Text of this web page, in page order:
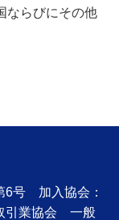
ならびにその他
6号 加入協会：
引業協会 一般